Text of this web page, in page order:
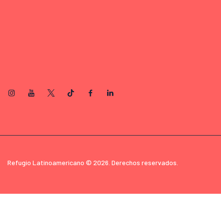
Refugio Latinoamericano © 2026. Derechos reservados.